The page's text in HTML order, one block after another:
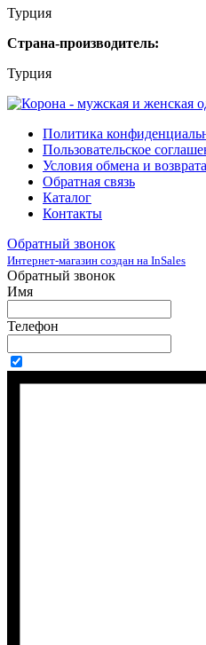
Турция
Страна-производитель:
Турция
Политика
Пользовательское
Условия обмена и возврата
Обратная связь
Каталог
Контакты
Обратный звонок
Интернет-магазин создан на InSales
Обратный звонок
Имя
Телефон